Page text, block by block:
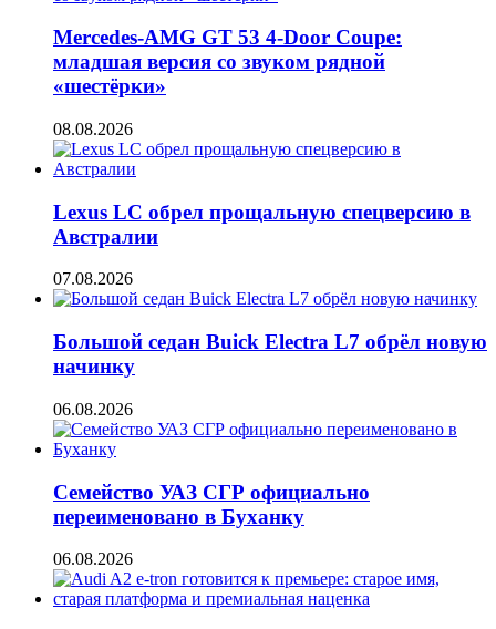
Mercedes-AMG GT 53 4-Door Coupe:
младшая версия со звуком рядной
«шестёрки»
08.08.2026
Lexus LC обрел прощальную спецверсию в
Австралии
07.08.2026
Большой седан Buick Electra L7 обрёл новую
начинку
06.08.2026
Семейство УАЗ СГР официально
переименовано в Буханку
06.08.2026